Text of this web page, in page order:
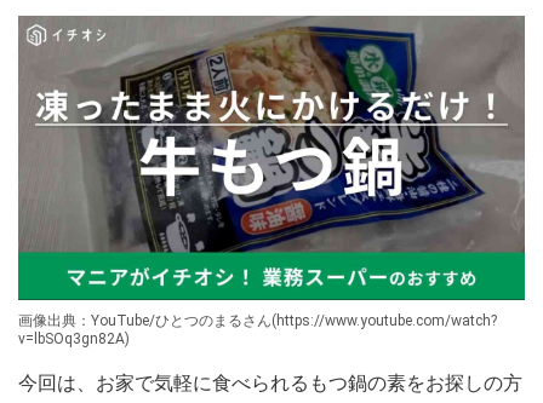
画像出典：YouTube/ひとつのまるさん(https://www.youtube.com/watch?
v=lbSOq3gn82A)
今回は、お家で気軽に食べられるもつ鍋の素をお探しの方